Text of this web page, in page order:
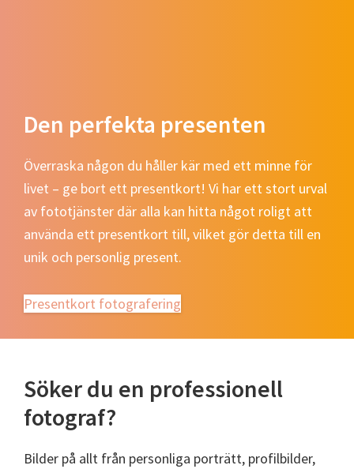
Den perfekta presenten
Överraska någon du håller kär med ett minne för
livet – ge bort ett presentkort! Vi har ett stort urval
av fototjänster där alla kan hitta något roligt att
använda ett presentkort till, vilket gör detta till en
unik och personlig present.
Presentkort fotografering
Söker du en professionell
fotograf?
Bilder på allt från personliga porträtt, profilbilder,